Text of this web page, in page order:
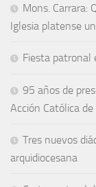
Mons. Carrara:
Iglesia platense
Fiesta patronal
95 años de
Acción Católica
Tres nuevos
arquidiocesana